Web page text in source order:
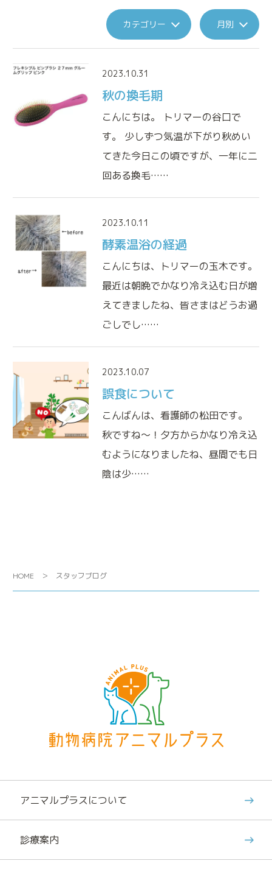
アニマルプラスの特別なメディカルケア
アニマルドック (健康診断)
ペットの健康維持も人と同じです
免疫細胞療法
鎮痛療法
カテゴリー 月別
2023.10.31
秋の換毛期
こんにちは。 トリマーの谷口で
す。 少しずつ気温が下がり秋めい
てきた今日この頃ですが、一年に二
回ある換毛……
2023.10.11
酵素温浴の経過
こんにちは、トリマーの玉木です。
最近は朝晩でかなり冷え込む日が増
えてきましたね、皆さまはどうお過
ごしでし……
2023.10.07
誤食について
こんばんは、看護師の松田です。
秋ですね～！夕方からかなり冷え込
むようになりましたね、昼間でも日
陰は少……
HOME スタッフブログ
アニマルプラスについて
診療案内